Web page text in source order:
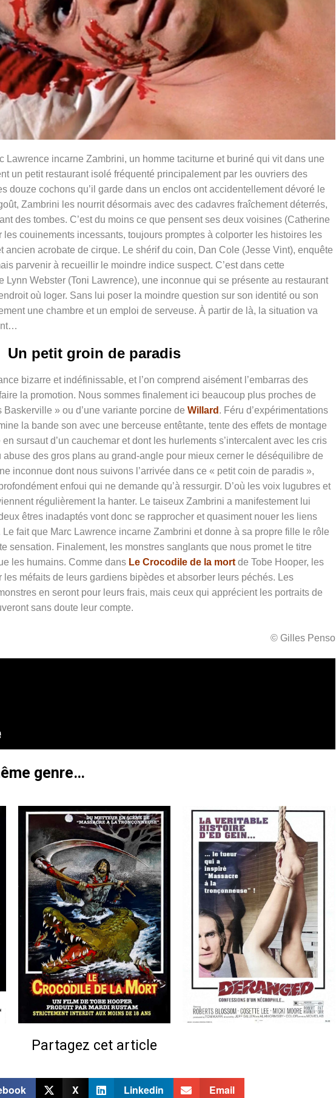
Lawrence incarne Zambrini, un homme taciturne et buriné qui vit dans une
un petit restaurant isolé fréquenté principalement par les ouvriers des
douze cochons qu’il garde dans un enclos ont accidentellement dévoré le
Zambrini les nourrit désormais avec des cadavres fraîchement déterrés,
des tombes. C’est du moins ce que pensent ses deux voisines (Catherine
les couinements incessants, toujours promptes à colporter les histoires les
ancien acrobate de cirque. Le shérif du coin, Dan Cole (Jesse Vint), enquête
parvenir à recueillir le moindre indice suspect. C’est dans cette
Lynn Webster (Toni Lawrence), une inconnue qui se présente au restaurant
où loger. Sans lui poser la moindre question sur son identité ou son
une chambre et un emploi de serveuse. À partir de là, la situation va
Un petit groin de paradis
bizarre et indéfinissable, et l’on comprend aisément l’embarras des
la promotion. Nous sommes finalement ici beaucoup plus proches de
Baskerville » ou d’une variante porcine de Willard . Féru d’expérimentations
la bande son avec une berceuse entêtante, tente des effets de montage
sursaut d’un cauchemar et dont les hurlements s’intercalent avec les cris
des gros plans au grand-angle pour mieux cerner le déséquilibre de
inconnue dont nous suivons l’arrivée dans ce « petit coin de paradis »,
enfoui qui ne demande qu’à ressurgir. D’où les voix lugubres et
régulièrement la hanter. Le taiseux Zambrini a manifestement lui
êtres inadaptés vont donc se rapprocher et quasiment nouer les liens
fait que Marc Lawrence incarne Zambrini et donne à sa propre fille le rôle
sensation. Finalement, les monstres sanglants que nous promet le titre
les humains. Comme dans Le Crocodile de la mortde Tobe Hooper, les
les méfaits de leurs gardiens bipèdes et absorber leurs péchés. Les
en seront pour leurs frais, mais ceux qui apprécient les portraits de
sans doute leur compte.
© Gilles Penso
genre…
Partagez cet article
X Linkedin Email